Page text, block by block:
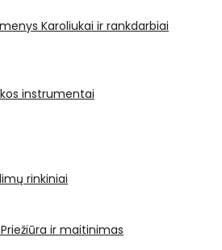
Karoliukai ir rankdarbiai
instrumentai
rinkiniai
Priežiūra ir maitinimas